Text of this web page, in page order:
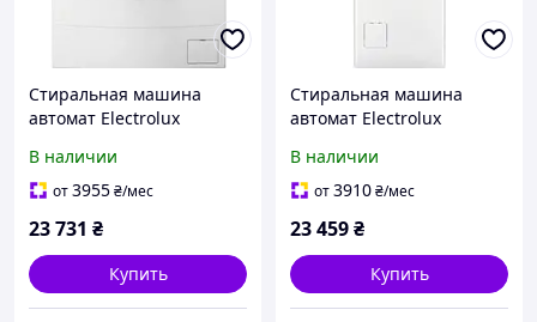
Стиральная машина
автомат Electrolux
В наличии
от3955₴/мес
23 731 ₴
Купить
Стиральная машина
автомат Electrolux
В наличии
от3910₴/мес
23 459₴
Купить